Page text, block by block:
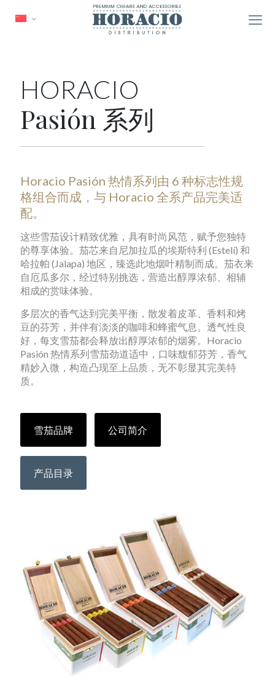
HORACIO
Pasión 系列
Horacio Pasión 热情系列由 6 种标志性规
格组合而成，与 Horacio 全系产品完美适
配。
这些雪茄设计精致优雅，具有时尚风范，赋予您独特
的尊享体验。茄芯来自尼加拉瓜的埃斯特利 (Estelí) 和
哈拉帕 (Jalapa) 地区，臻选此地烟叶精制而成。茄衣来
自厄瓜多尔，经过特别挑选，营造出醇厚浓郁、相辅
相成的赏味体验。
多层次的香气达到完美平衡，散发着皮革、香料和烤
豆的芬芳，并伴有淡淡的咖啡和蜂蜜气息。透气性良
好，每支雪茄都会释放出醇厚浓郁的烟雾。Horacio
Pasión 热情系列雪茄劲道适中，口味馥郁芬芳，香气
精妙入微，构造凸现至上品质，无不彰显其完美特
质。
雪茄品牌 公司简介
产品目录